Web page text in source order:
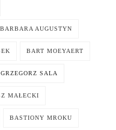
BARBARA AUGUSTYN
BART MOEYAERT
SALA
MAŁECKI
BASTIONY MROKU